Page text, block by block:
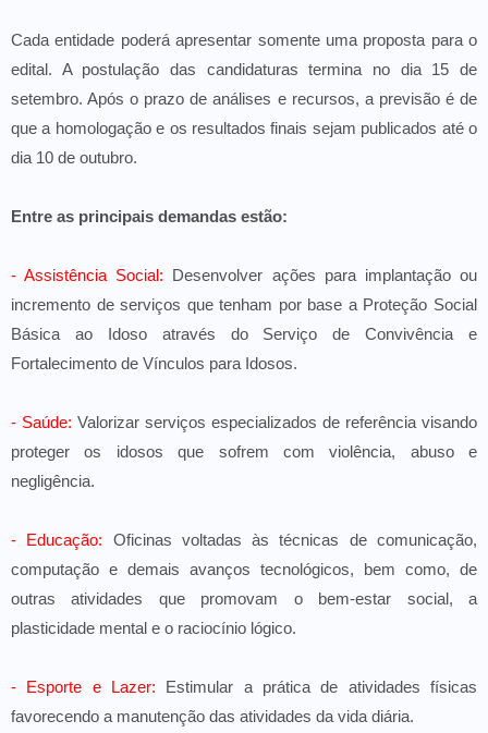
Cada entidade poderá apresentar somente uma proposta para o
edital. A postulação das candidaturas termina no dia 15 de
setembro. Após o prazo de análises e recursos, a previsão é de
que a homologação e os resultados finais sejam publicados até o
dia 10 de outubro.
Entre as principais demandas estão:
- Assistência Social: Desenvolver ações para implantação ou
incremento de serviços que tenham por base a Proteção Social
Básica ao Idoso através do Serviço de Convivência e
Fortalecimento de Vínculos para Idosos.
- Saúde: Valorizar serviços especializados de referência visando
proteger os idosos que sofrem com violência, abuso e
negligência.
- Educação: Oficinas voltadas às técnicas de comunicação,
computação e demais avanços tecnológicos, bem como, de
outras atividades que promovam o bem-estar social, a
plasticidade mental e o raciocínio lógico.
- Esporte e Lazer: Estimular a prática de atividades físicas
favorecendo a manutenção das atividades da vida diária.